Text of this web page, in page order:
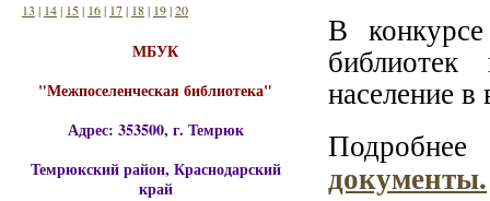
В
население в
документы.
13 | 14| 15| 16| 17| 18| 19|20
МБУК
"Межпоселенческая библиотека"
Адрес: 353500, г. Темрюк
Темрюкский район, Краснодарский
край